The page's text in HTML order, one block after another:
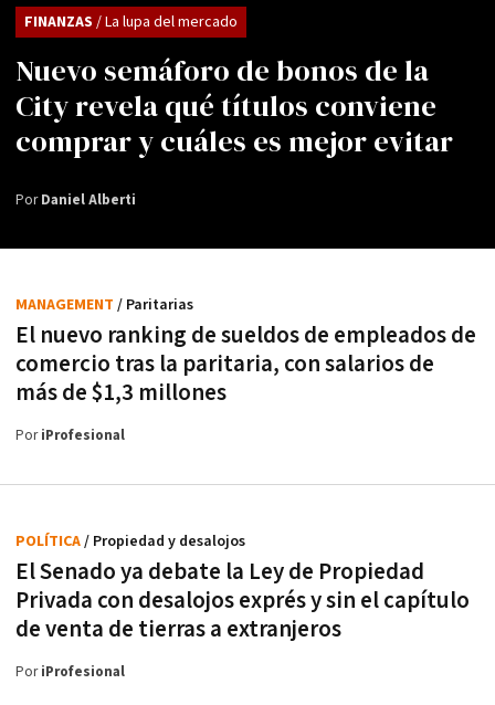
Nuevo semáforo de bonos de la
City revela qué títulos conviene
comprar y cuáles es mejor evitar
FINANZAS / La lupa del mercado
PorDaniel Alberti
El nuevo ranking de sueldos de empleados de
comercio tras la paritaria, con salarios de
más de $1,3 millones
MANAGEMENT / Paritarias
PoriProfesional
El Senado ya debate la Ley de Propiedad
Privada con desalojos exprés y sin el capítulo
de venta de tierras a extranjeros
POLÍTICA/ Propiedad y desalojos
PoriProfesional